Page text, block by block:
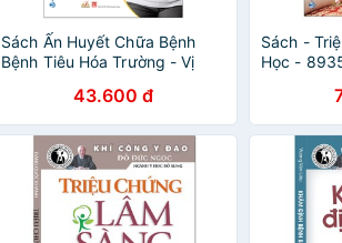
Sách Ấn Huyết Chữa Bệnh
Bệnh Tiêu Hóa Trường - Vị
43.600 đ
Sách -
Học -